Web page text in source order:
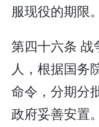
服现役的期限。
第四十六条 战
人，根据国务
命令，分期分
政府妥善安置。